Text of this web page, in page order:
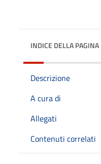
INDICE DELLA PAGINA
Descrizione
A cura di
Allegati
Contenuti correlati